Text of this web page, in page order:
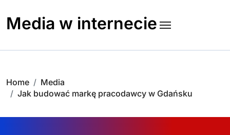
content
Media w internecie
Home
Media
Jak budować markę pracodawcy w Gdańsku